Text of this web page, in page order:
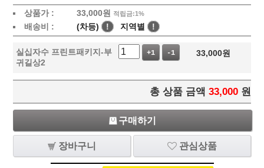
상품가 : 33,000원 적립금:1%
배송비 : (차등) ! 지역별 !
실십자수 프린트패키지-부
귀길상2
+1 -1 33,000원
총 상품 금액 33,000 원
구매하기
장바구니 관심상품